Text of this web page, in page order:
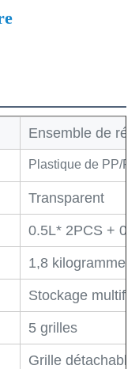
Ensemble de
Plastique de PP/PS
Transparent
0.5L* 2PCS +
1,8 kilogrammes
Stockage
5 grilles
Grille détachable